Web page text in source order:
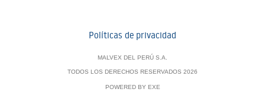
Políticas de privacidad
MALVEX DEL PERÚ S.A.
TODOS LOS DERECHOS RESERVADOS 2026
POWERED BY EXE